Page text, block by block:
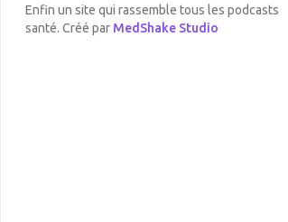
Enfin un site qui rassemble tous les podcasts
santé. Créé par MedShake Studio